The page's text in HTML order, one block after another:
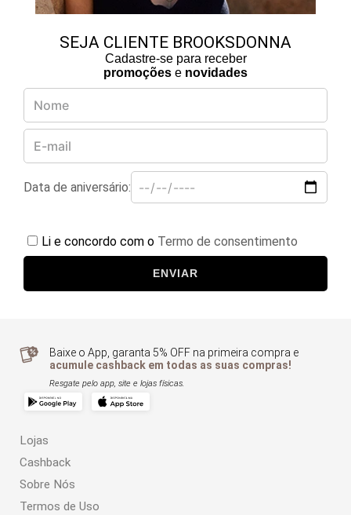
SEJA CLIENTE BROOKSDONNA
Cadastre-se para receber
promoções e novidades
Data de aniversário:
Li e concordo com o Termo de consentimento
ENVIAR
Baixe o App, garanta 5% OFF na primeira compra e
acumule cashback em todas as suas compras!
Resgate pelo app, site e lojas físicas.
Lojas
Cashback
Sobre Nós
Termos de Uso